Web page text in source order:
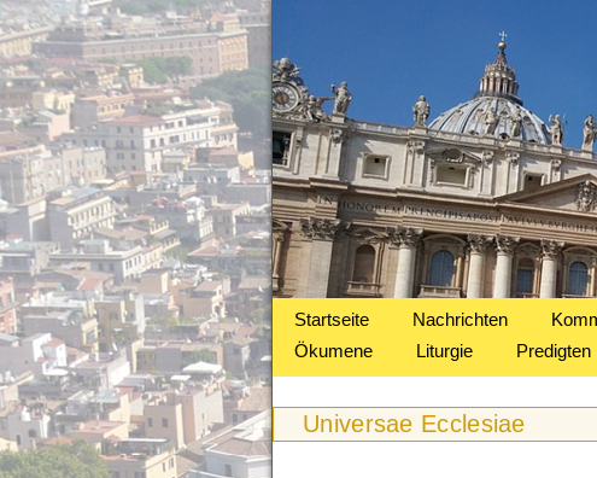
Startseite Nachrichten
Ökumene
Liturgie Predigten
Universae Ecclesiae